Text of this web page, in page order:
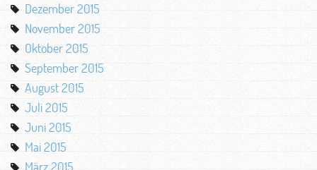
Dezember 2015
November 2015
Oktober 2015
September 2015
August 2015
Juli 2015
Juni 2015
Mai 2015
März 2015